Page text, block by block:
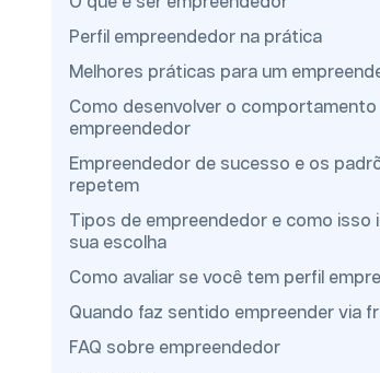
Perfil empreendedor na prática
Melhores práticas para um
Como desenvolver o comportamento
empreendedor
Empreendedor de sucesso e os
repetem
Tipos de empreendedor e como isso
sua escolha
Como avaliar se você tem perfil
Quando faz sentido empreender via
FAQ sobre empreendedor